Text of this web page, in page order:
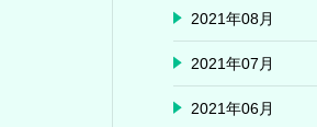
2021年08月
2021年07月
2021年06月